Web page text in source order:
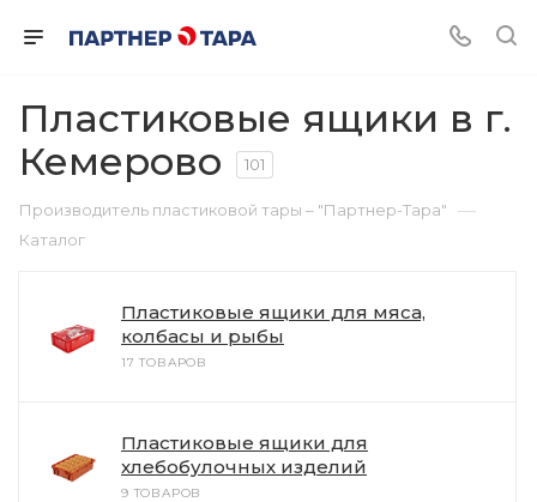
Пластиковые ящики в г.
Кемерово
101
Производитель пластиковой тары – "Партнер-Тара" —
Каталог
Пластиковые ящики для мяса,
колбасы и рыбы
17 ТОВАРОВ
Пластиковые ящики для
хлебобулочных изделий
9 ТОВАРОВ